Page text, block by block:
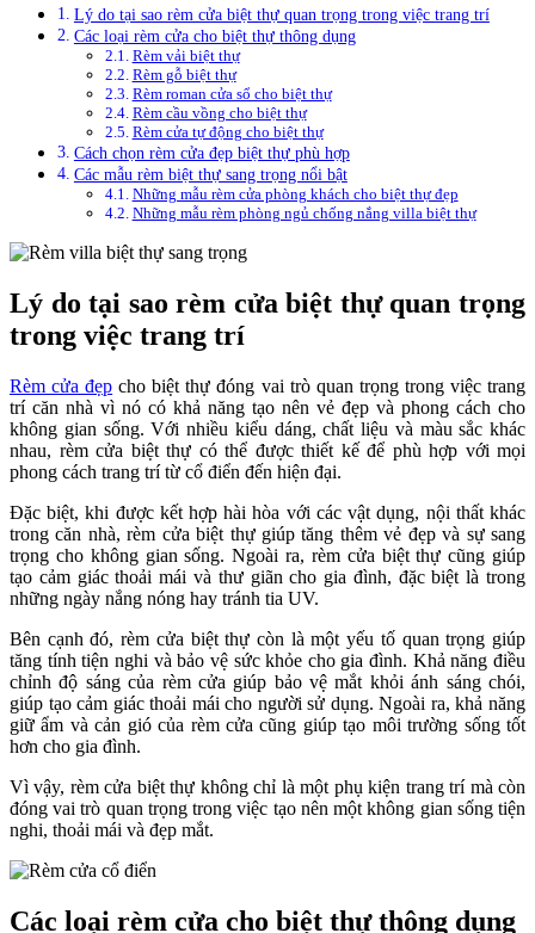
Lý do tại sao rèm cửa biệt thự quan trọng trong việc trang trí
Các loại rèm cửa cho biệt thự thông dụng
Rèm vải biệt thự
Rèm gỗ biệt thự
Rèm roman cửa sổ cho biệt thự
Rèm cầu vồng cho biệt thự
Rèm cửa tự động cho biệt thự
Cách chọn rèm cửa đẹp biệt thự phù hợp
Các mẫu rèm biệt thự sang trọng nổi bật
Những mẫu rèm cửa phòng khách cho biệt thự đẹp
Những mẫu rèm phòng ngủ chống nắng villa biệt thự
Lý do tại sao rèm cửa biệt thự quan trọng
trong việc trang trí
Rèm cửa đẹp cho biệt thự đóng vai trò quan trọng trong việc trang
trí căn nhà vì nó có khả năng tạo nên vẻ đẹp và phong cách cho
không gian sống. Với nhiều kiểu dáng, chất liệu và màu sắc khác
nhau, rèm cửa biệt thự có thể được thiết kế để phù hợp với mọi
phong cách trang trí từ cổ điển đến hiện đại.
Đặc biệt, khi được kết hợp hài hòa với các vật dụng, nội thất khác
trong căn nhà, rèm cửa biệt thự giúp tăng thêm vẻ đẹp và sự sang
trọng cho không gian sống. Ngoài ra, rèm cửa biệt thự cũng giúp
tạo cảm giác thoải mái và thư giãn cho gia đình, đặc biệt là trong
những ngày nắng nóng hay tránh tia UV.
Bên cạnh đó, rèm cửa biệt thự còn là một yếu tố quan trọng giúp
tăng tính tiện nghi và bảo vệ sức khỏe cho gia đình. Khả năng điều
chỉnh độ sáng của rèm cửa giúp bảo vệ mắt khỏi ánh sáng chói,
giúp tạo cảm giác thoải mái cho người sử dụng. Ngoài ra, khả năng
giữ ẩm và cản gió của rèm cửa cũng giúp tạo môi trường sống tốt
hơn cho gia đình.
Vì vậy, rèm cửa biệt thự không chỉ là một phụ kiện trang trí mà còn
đóng vai trò quan trọng trong việc tạo nên một không gian sống tiện
nghi, thoải mái và đẹp mắt.
Các loại rèm cửa cho biệt thự thông dụng